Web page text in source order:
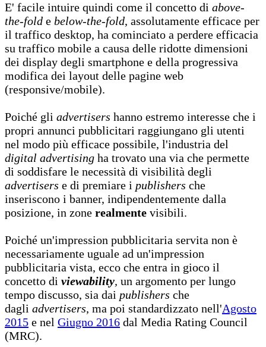
E' facile intuire quindi come il concetto di above-
the-fold e below-the-fold, assolutamente efficace per
il traffico desktop, ha cominciato a perdere efficacia
su traffico mobile a causa delle ridotte dimensioni
dei display degli smartphone e della progressiva
modifica dei layout delle pagine web
(responsive/mobile).
Poiché gli advertisers hanno estremo interesse che i
propri annunci pubblicitari raggiungano gli utenti
nel modo più efficace possibile, l'industria del
digital advertising ha trovato una via che permette
di soddisfare le necessità di visibilità degli
advertisers e di premiare i publishers che
inseriscono i banner, indipendentemente dalla
posizione, in zone realmente visibili.
Poiché un'impression pubblicitaria servita non è
necessariamente uguale ad un'impression
pubblicitaria vista, ecco che entra in gioco il
concetto di viewability, un argomento per lungo
tempo discusso, sia dai publishers che
dagli advertisers, ma poi standardizzato nell'Agosto
2015 e nel Giugno 2016 dal Media Rating Council
(MRC).